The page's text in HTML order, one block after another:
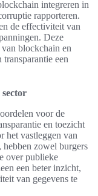
integreren in
rapporteren.
de effectiviteit van
Deze
blockchain en
een
voor de
en toezicht
het vastleggen van
hebben zowel burgers
over publieke
een beter inzicht,
van gegevens te